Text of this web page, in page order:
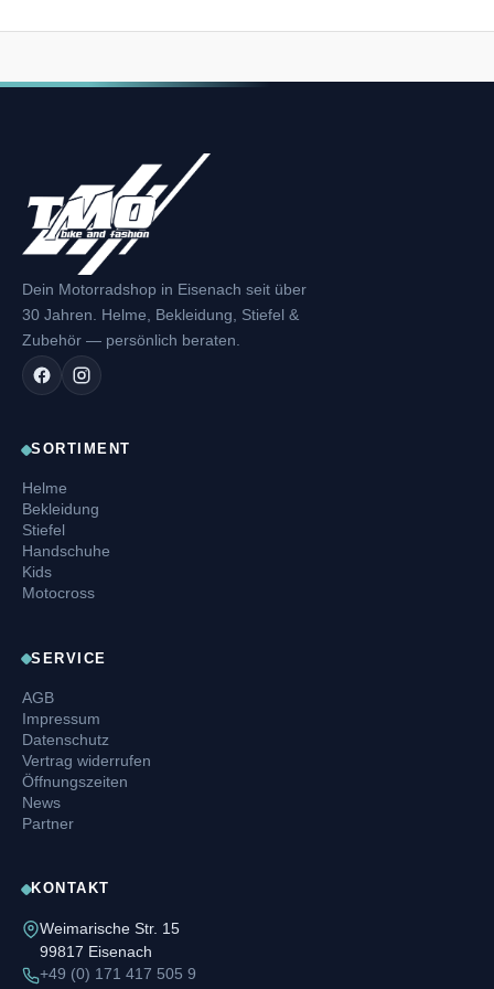
Dein Motorradshop in Eisenach seit über
30 Jahren. Helme, Bekleidung, Stiefel &
Zubehör — persönlich beraten.
SORTIMENT
Helme
Bekleidung
Stiefel
Handschuhe
Kids
Motocross
SERVICE
AGB
Impressum
Datenschutz
Vertrag widerrufen
Öffnungszeiten
News
Partner
KONTAKT
Weimarische Str. 15
99817 Eisenach
+49 (0) 171 417 505 9